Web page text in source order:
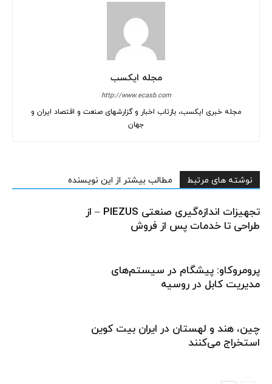
مجله ایکسب
http://www.ecasb.com
مجله خبری ایکسب، بازتاب اخبار و گزارشهای صنعت و اقتصاد ایران و
جهان
نوشته های مرتبط مطالب بیشتر از این نویسنده
تجهیزات اندازه‌گیری صنعتی PIEZUS – از
طراحی تا خدمات پس از فروش
پرومروکاو: پیشگام در سیستم‌های
مدیریت کابل در روسیه
چین، هند و لهستان در ایران بیت کوین
استخراج می‌کنند